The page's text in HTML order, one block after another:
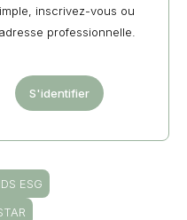
inscrivez-vous ou
professionnelle.
S'identifier
ESG